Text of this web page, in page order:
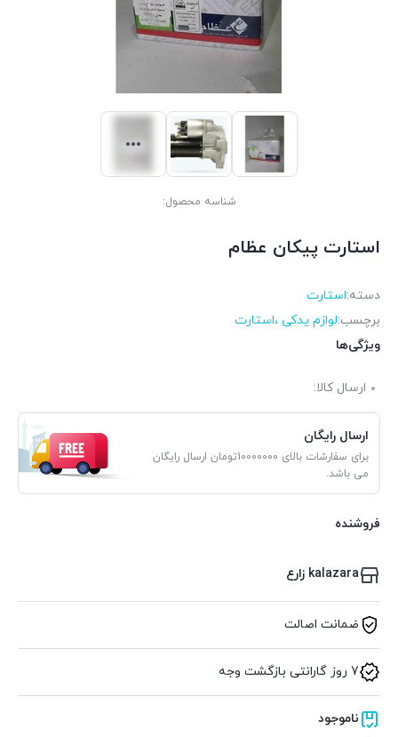
شناسه محصول:
استارت پیکان عظام
دسته:استارت
برچسب:لوازم یدکی ،استارت
ویژگی‌ها
ارسال کالا:
ارسال رایگان
برای سفارشات بالای 10000000تومان ارسال رایگان
می باشد.
فروشنده
kalazara زارع
ضمانت اصالت
7 روز گارانتی بازگشت وجه
ناموجود